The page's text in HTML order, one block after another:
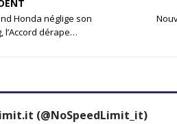
Honda néglige son
l’Accord dérape…
(@NoSpeedLimit_it)